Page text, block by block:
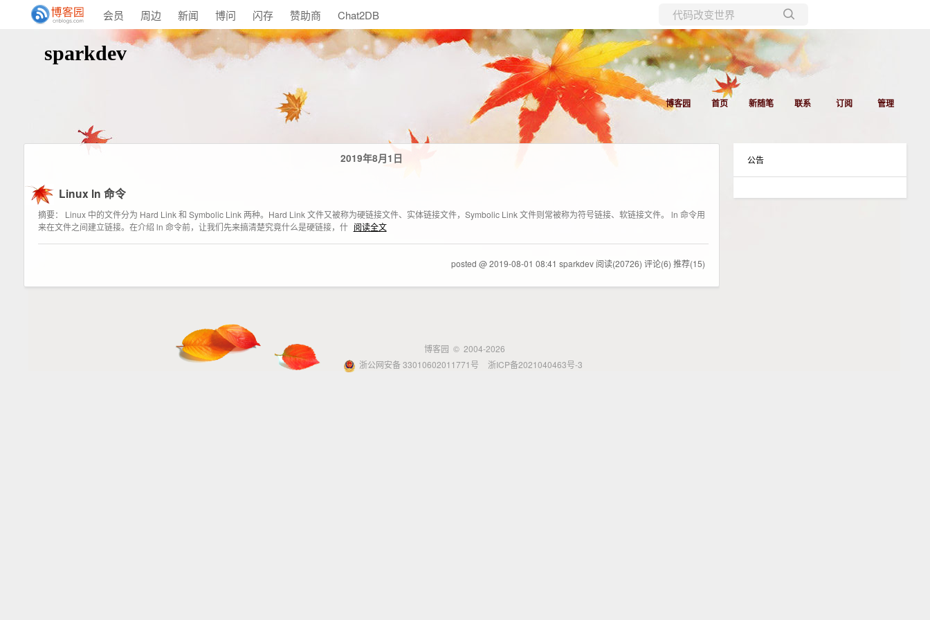
会员 周边 新闻 博问 闪存 赞助商 Chat2DB
所有博客
当前博客
sparkdev
博客园 首页 新随笔 联系 订阅 管理
2019年8月1日
Linux ln 命令
摘要： Linux 中的文件分为 Hard Link 和 Symbolic Link 两种。Hard Link 文件又被称为硬链接文件、实体链接文件，Symbolic Link 文件则常被称为符号链接、软链接文件。 ln 命令用
来在文件之间建立链接。在介绍 ln 命令前，让我们先来搞清楚究竟什么是硬链接，什 阅读全文
posted @ 2019-08-01 08:41 sparkdev 阅读(20726) 评论(6) 推荐(15)
公告
博客园 © 2004-2026
浙公网安备 33010602011771号
浙ICP备2021040463号-3